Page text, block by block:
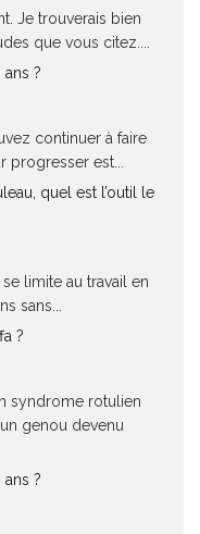
Je trouverais bien
que vous citez....
?
continuer à faire
est...
quel est l’outil le
limite au travail en
sans...
?
syndrome rotulien
genou devenu
?